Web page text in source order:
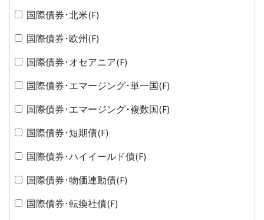
国際債券･北米(F)
国際債券･欧州(F)
国際債券･オセアニア(F)
国際債券･エマージング･単一国(F)
国際債券･エマージング･複数国(F)
国際債券･短期債(F)
国際債券･ハイイールド債(F)
国際債券･物価連動債(F)
国際債券･転換社債(F)